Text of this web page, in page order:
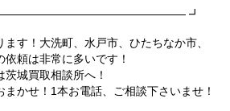
┛
す！大洗町、水戸市、ひたちなか市、
頼は非常に多いです！
城買取相談所へ！
かせ！1本お電話、ご相談下さいませ！